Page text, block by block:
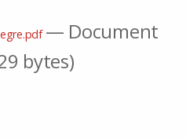
— Document
bytes)